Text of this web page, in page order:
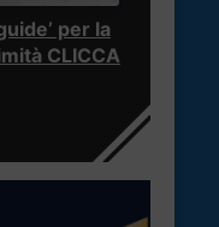
per la
CLICCA